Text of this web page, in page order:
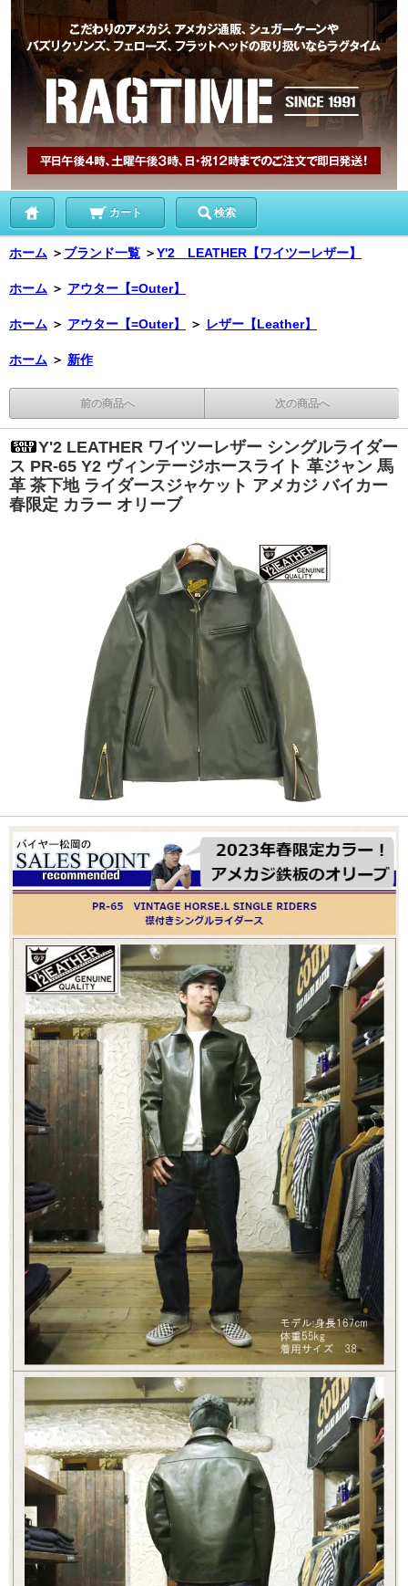
カート 検索
ホーム ＞ ブランド一覧 ＞Y'2 LEATHER【ワイツーレザー】
ホーム ＞ アウター【=Outer】
ホーム ＞ アウター【=Outer】 ＞ レザー【Leather】
ホーム ＞ 新作
前の商品へ 次の商品へ
Y'2 LEATHER ワイツーレザー シングルライダー
ス PR-65 Y2 ヴィンテージホースライト 革ジャン 馬
革 茶下地 ライダースジャケット アメカジ バイカー
春限定 カラー オリーブ